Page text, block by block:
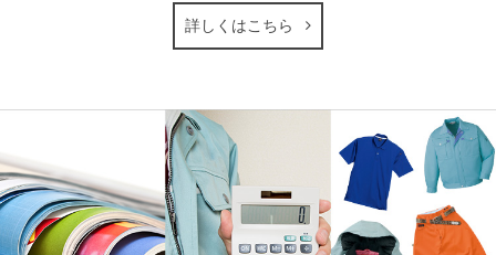
詳しくはこちら